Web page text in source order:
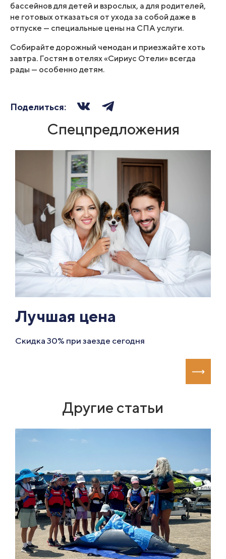
бассейнов для детей и взрослых, а для родителей,
не готовых отказаться от ухода за собой даже в
отпуске — специальные цены на СПА услуги.
Собирайте дорожный чемодан и приезжайте хоть
завтра. Гостям в отелях «Сириус Отели» всегда
рады — особенно детям.
Поделиться:
Спецпредложения
Лучшая цена
Скидка 30% при заезде сегодня
Другие статьи